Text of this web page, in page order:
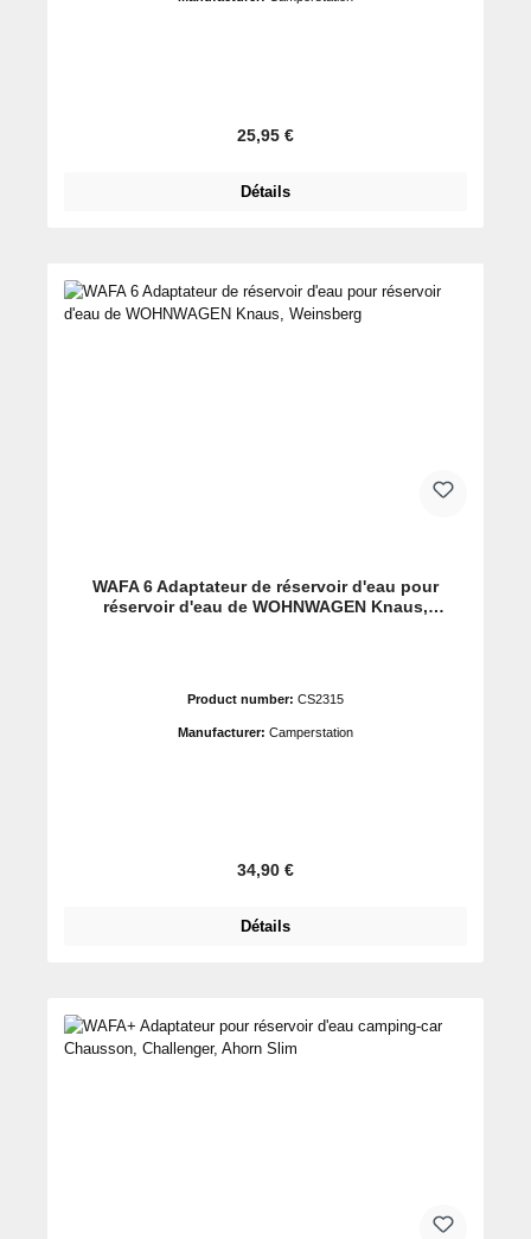
Prix régulier :
25,95 €
Détails
WAFA 6 Adaptateur de réservoir d'eau pour
réservoir d'eau de WOHNWAGEN Knaus,
Product number: CS2315
Manufacturer: Camperstation
Prix régulier :
34,90 €
Détails